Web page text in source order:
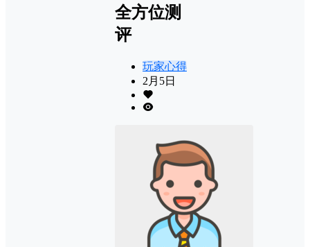
全方位测
评
玩家心得
2月5日